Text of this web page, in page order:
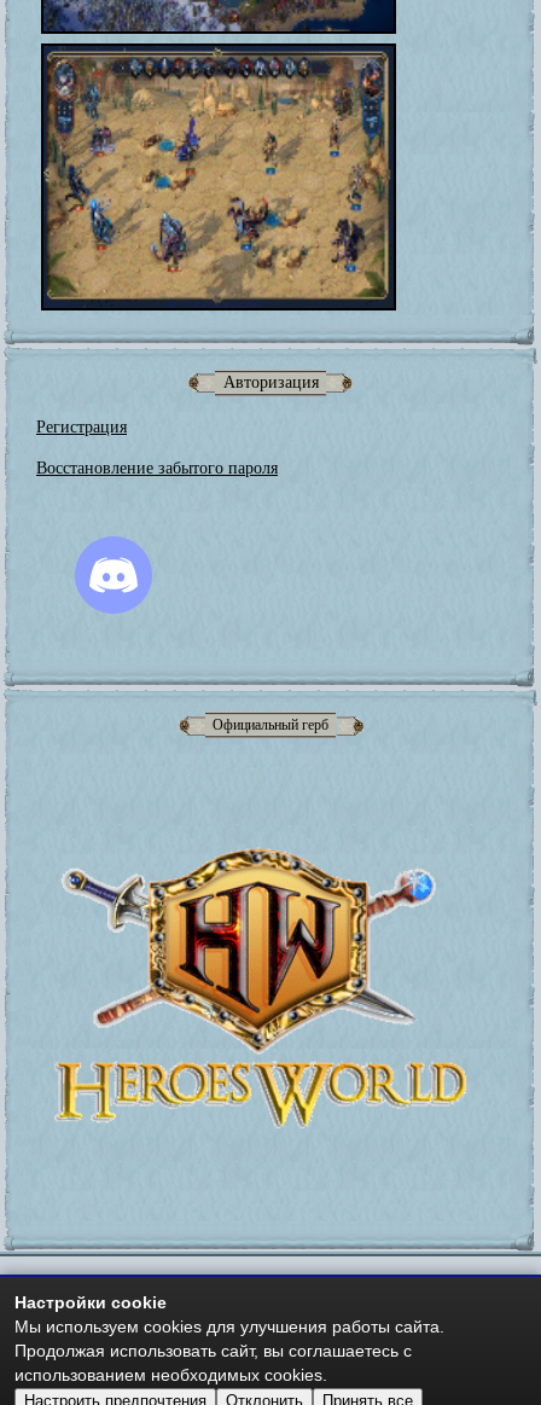
Авторизация
Регистрация
Восстановление забытого пароля
Официальный герб
Мир Героев -https://heroesworld.ru- Heroes World
Авторские права - Copyright © 2006-2026 HeroesWorld.ru
Heroes World (English)
Настройки cookie
Мы используем cookies для улучшения работы сайта.
Продолжая использовать сайт, вы соглашаетесь с
использованием необходимых cookies.
Настроить предпочтения
Отклонить Принять все